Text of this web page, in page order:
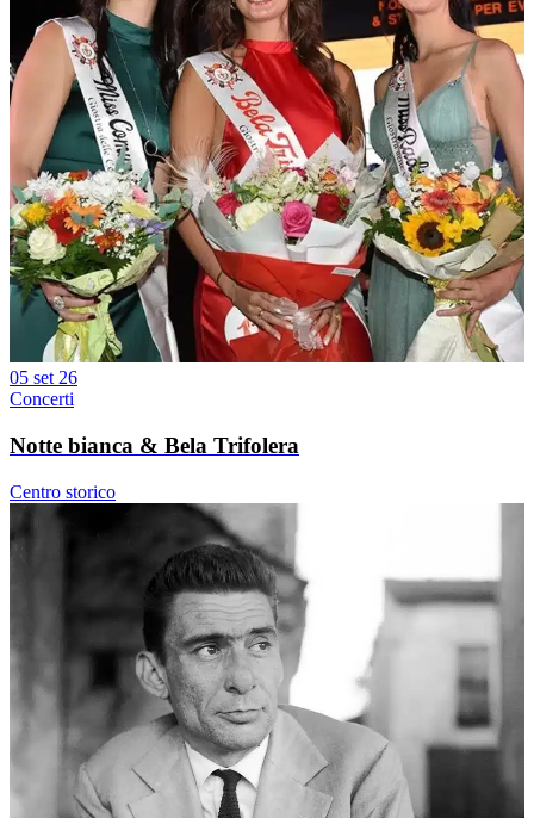
05 set 26
Concerti
Notte bianca & Bela Trifolera
Centro storico